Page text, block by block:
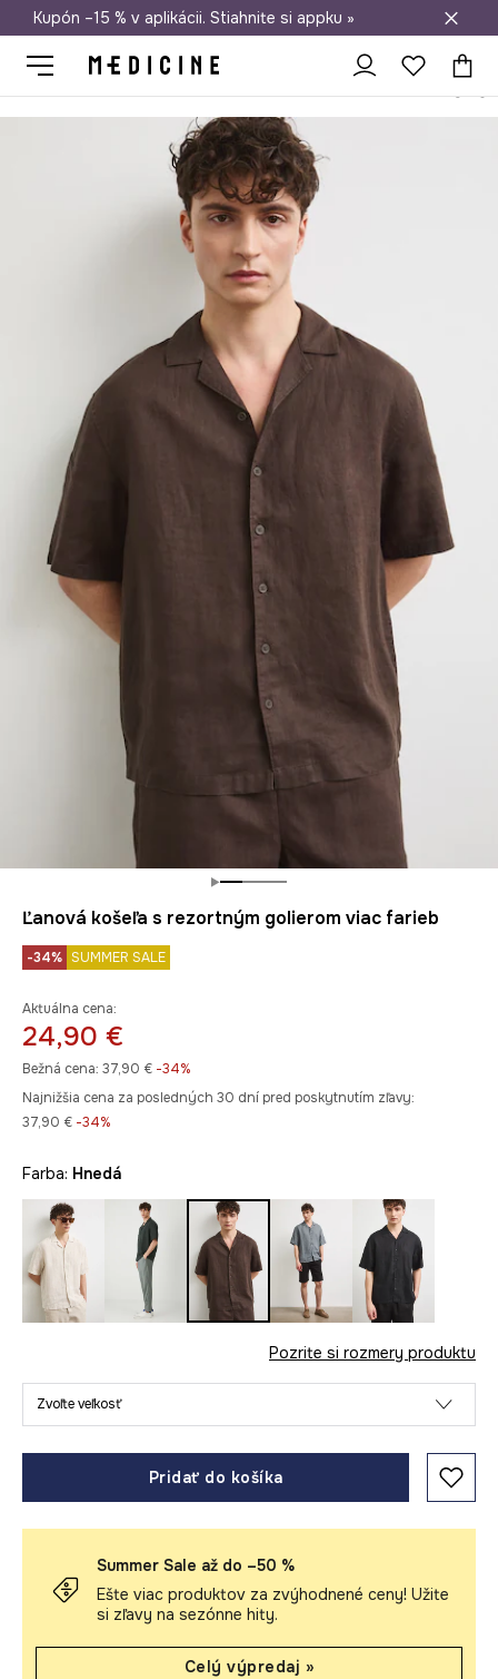
Doprava zadarmo od 50 €
Kupón –15 % v aplikácii. Stiahnite si appku »
Ľanová košeľa s rezortným golierom viac farieb
-34% SUMMER SALE
Aktuálna cena:
24,90 €
Bežná cena: 37,90 € -34%
Najnižšia cena za posledných 30 dní pred poskytnutím zľavy:
37,90 € -34%
Farba: hnedá
Pozrite si rozmery produktu
Zvoľte veľkosť
Pridať do košíka
Summer Sale až do –50 %
Ešte viac produktov za zvýhodnené ceny! Užite
si zľavy na sezónne hity.
Celý výpredaj »